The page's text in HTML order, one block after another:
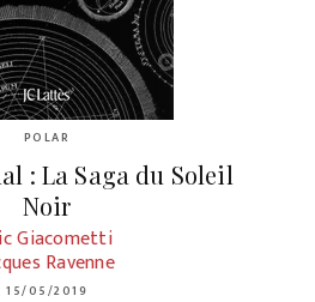
POLAR
: La Saga du Soleil
Noir
Giacometti
Ravenne
15/05/2019